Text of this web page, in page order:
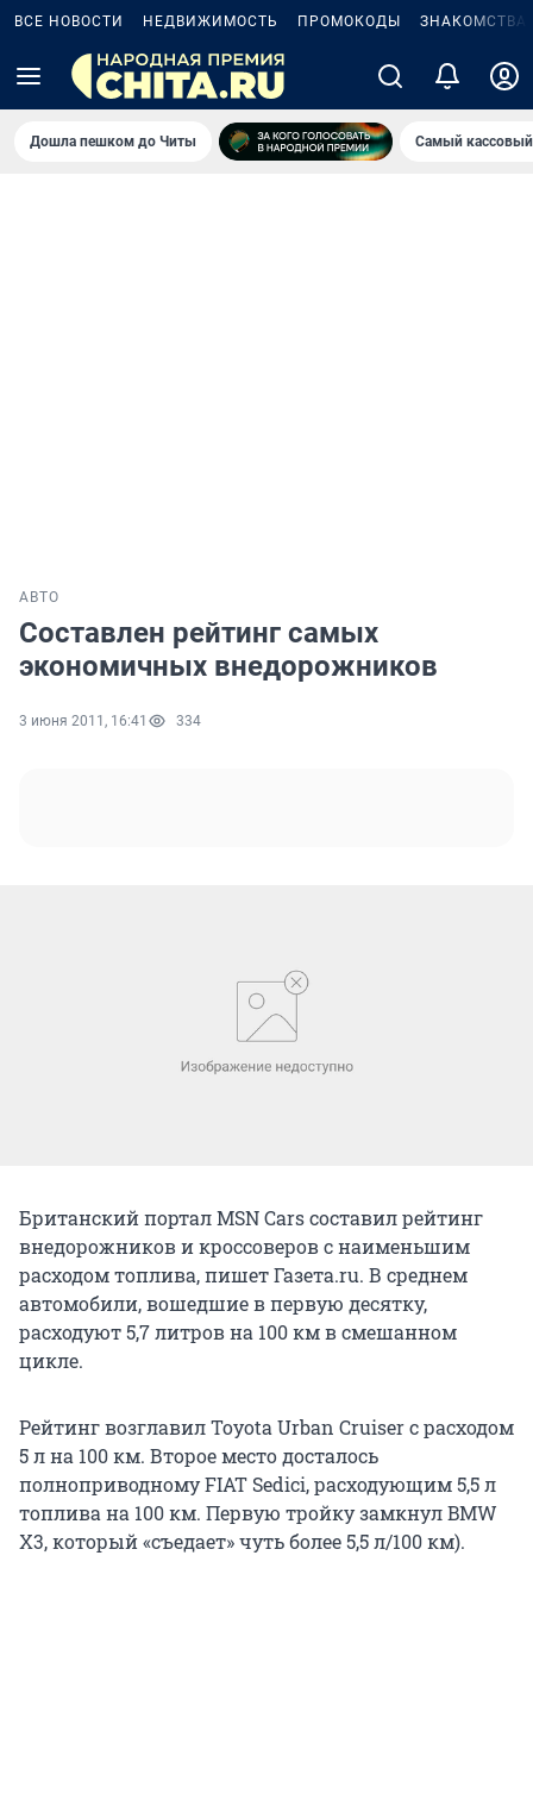
ВСЕ НОВОСТИ НЕДВИЖИМОСТЬ ПРОМОКОДЫ ЗНАКОМСТВА
Дошла пешком до Читы Самый
АВТО
Составлен рейтинг самых
экономичных внедорожников
3 июня 2011, 16:41 334
Британский портал MSN Cars составил рейтинг
внедорожников и кроссоверов с наименьшим
расходом топлива, пишет Газета.ru. В среднем
автомобили, вошедшие в первую десятку,
расходуют 5,7 литров на 100 км в смешанном
цикле.
Рейтинг возглавил Toyota Urban Cruiser с расходом
5 л на 100 км. Второе место досталось
полноприводному FIAT Sedici, расходующим 5,5 л
топлива на 100 км. Первую тройку замкнул BMW
X3, который «съедает» чуть более 5,5 л/100 км).